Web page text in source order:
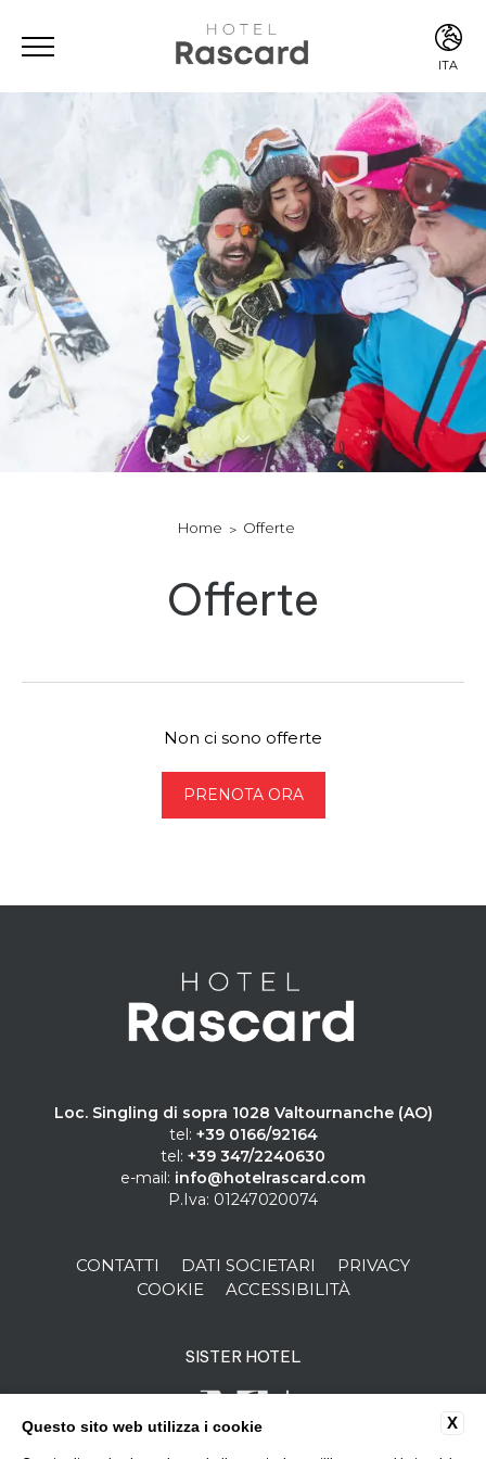
ITA
FRA
Home Offerte
Offerte
Non ci sono offerte
PRENOTA ORA
Loc. Singling di sopra 1028 Valtournanche (AO)
tel: +39 0166/92164
tel: +39 347/2240630
e-mail: info@hotelrascard.com
P.Iva: 01247020074
CONTATTI DATI SOCIETARI
PRIVACY
COOKIE
ACCESSIBILITÀ
SISTER HOTEL
X
Questo sito web utilizza i cookie